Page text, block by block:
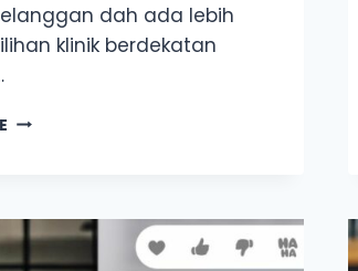
dah ada lebih
klinik berdekatan
PESAKIT
KLINIK
ANDA